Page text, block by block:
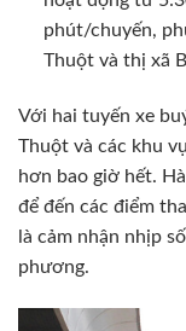
phút/chuyến,
Thuột và thị xã
Với hai tuyến xe
Thuột và các khu
hơn bao giờ hết.
để đến các điểm
là cảm nhận nhịp
phương.